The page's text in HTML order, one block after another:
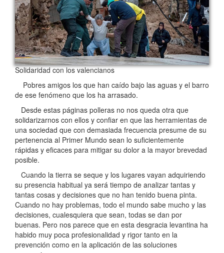
Solidaridad con los valencianos
Pobres amigos los que han caído bajo las aguas y el barro
de ese fenómeno que los ha arrasado.
Desde estas páginas polleras no nos queda otra que
solidarizarnos con ellos y confiar en que las herramientas de
una sociedad que con demasiada frecuencia presume de su
pertenencia al Primer Mundo sean lo suficientemente
rápidas y eficaces para mitigar su dolor a la mayor brevedad
posible.
Cuando la tierra se seque y los lugares vayan adquiriendo
su presencia habitual ya será tiempo de analizar tantas y
tantas cosas y decisiones que no han tenido buena pinta.
Cuando no hay problemas, todo el mundo sabe mucho y las
decisiones, cualesquiera que sean, todas se dan por
buenas. Pero nos parece que en esta desgracia levantina ha
habido muy poca profesionalidad y rigor tanto en la
prevención como en la aplicación de las soluciones